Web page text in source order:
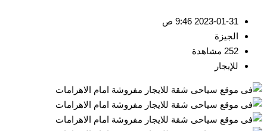
2023-01-31 9:46 ص
الجيزة
252 مشاهدة
للإيجار